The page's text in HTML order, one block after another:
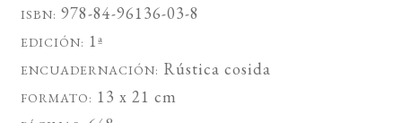
ISBN: 978-84-96136-03-8
EDICIÓN: 1ª
ENCUADERNACIÓN: Rústica cosida
FORMATO: 13 x 21 cm